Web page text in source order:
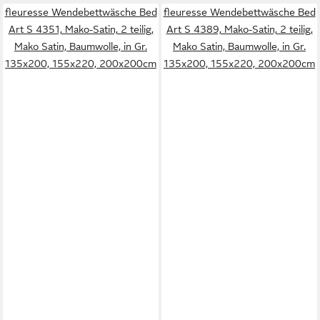
fleuresse Wendebettwäsche Bed
Art S 4351, Mako-Satin, 2 teilig,
Mako Satin, Baumwolle, in Gr.
135x200, 155x220, 200x200cm
fleuresse Wendebettwäsche Bed
Art S 4389, Mako-Satin, 2 teilig,
Mako Satin, Baumwolle, in Gr.
135x200, 155x220, 200x200cm